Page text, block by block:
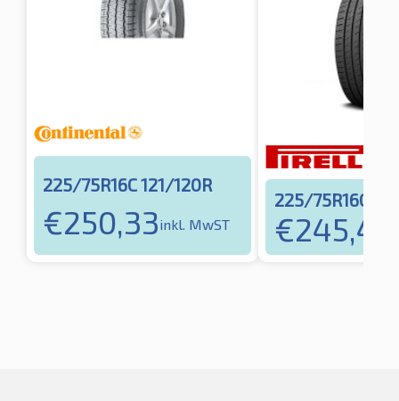
225/75R16C 121/120R
€250,33inkl. MwST
225/75R16C
€245,46